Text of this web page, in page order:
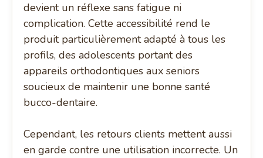
devient un réflexe sans fatigue ni
complication. Cette accessibilité rend le
produit particulièrement adapté à tous les
profils, des adolescents portant des
appareils orthodontiques aux seniors
soucieux de maintenir une bonne santé
bucco-dentaire.
Cependant, les retours clients mettent aussi
en garde contre une utilisation incorrecte. Un